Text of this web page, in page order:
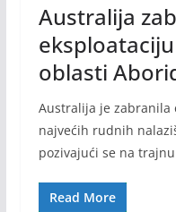
Australija
oblasti
Australija je zabranila
najvećih rudnih
pozivajući se na
Read More